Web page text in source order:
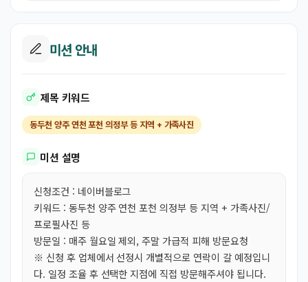
미션 안내
제목 키워드
동두천 양주 연천 포천 의정부 등 지역 + 가족사진
미션 설명
신청조건 : 네이버블로그
키워드 : 동두천 양주 연천 포천 의정부 등 지역 + 가족사진/
프로필사진 등
방문일 : 매주 월요일 제외, 주말 가급적 피해 방문요청
※ 신청 후 업체에서 선정시 개별적으로 연락이 갈 예정입니
다. 일정 조율 후 선택한 지점에 직접 방문해주셔야 됩니다.